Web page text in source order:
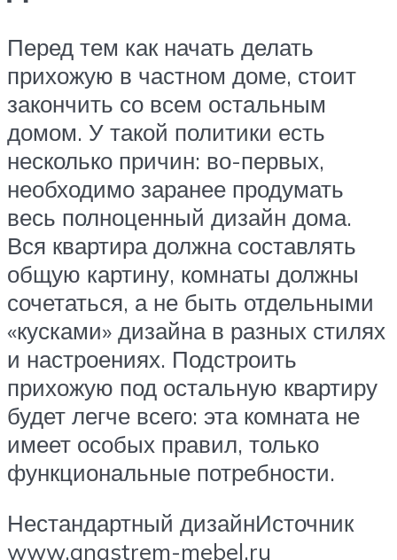
Перед тем как начать делать
прихожую в частном доме, стоит
закончить со всем остальным
домом. У такой политики есть
несколько причин: во-первых,
необходимо заранее продумать
весь полноценный дизайн дома.
Вся квартира должна составлять
общую картину, комнаты должны
сочетаться, а не быть отдельными
«кусками» дизайна в разных стилях
и настроениях. Подстроить
прихожую под остальную квартиру
будет легче всего: эта комната не
имеет особых правил, только
функциональные потребности.
Нестандартный дизайнИсточник
www.angstrem-mebel.ru